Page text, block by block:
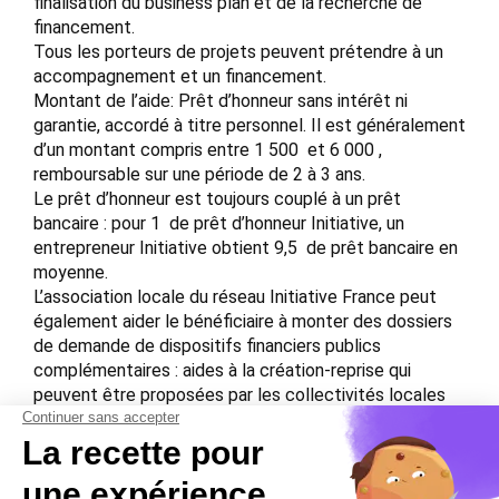
financement.
Tous les porteurs de projets peuvent prétendre à un
accompagnement et un financement.
Montant de l’aide: Prêt d’honneur sans intérêt ni
garantie, accordé à titre personnel. Il est généralement
d’un montant compris entre 1 500  et 6 000 ,
remboursable sur une période de 2 à 3 ans.
Le prêt d’honneur est toujours couplé à un prêt
bancaire : pour 1  de prêt d’honneur Initiative, un
entrepreneur Initiative obtient 9,5  de prêt bancaire en
moyenne.
L’association locale du réseau Initiative France peut
également aider le bénéficiaire à monter des dossiers
de demande de dispositifs financiers publics
complémentaires : aides à la création-reprise qui
peuvent être proposées par les collectivités locales
(conseils régionaux, conseils généraux, etc.. ).
L’accompagnement en amont de l’octroi d’un prêt
d’honneur permet à l’entrepreneur d’évaluer la totalité
de ses besoins en financement.